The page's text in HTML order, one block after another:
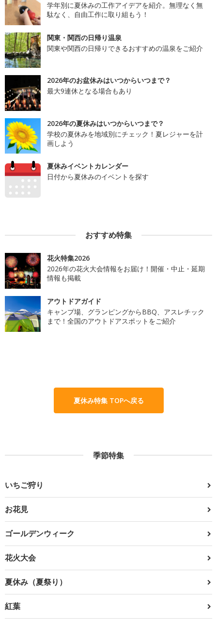
学年別に夏休みの工作アイデアを紹介。無理なく無
駄なく、自由工作に取り組もう！
関東・関西の日帰り温泉
関東や関西の日帰りできるおすすめの温泉をご紹介
2026年のお盆休みはいつからいつまで？
最大9連休となる場合もあり
2026年の夏休みはいつからいつまで？
学校の夏休みを地域別にチェック！夏レジャーを計
画しよう
夏休みイベントカレンダー
日付から夏休みのイベントを探す
おすすめ特集
花火特集2026
2026年の花火大会情報をお届け！開催・中止・延期
情報も掲載
アウトドアガイド
キャンプ場、グランピングからBBQ、アスレチック
まで！全国のアウトドアスポットをご紹介
夏休み特集 TOPへ戻る
季節特集
いちご狩り
お花見
ゴールデンウィーク
花火大会
夏休み（夏祭り）
紅葉